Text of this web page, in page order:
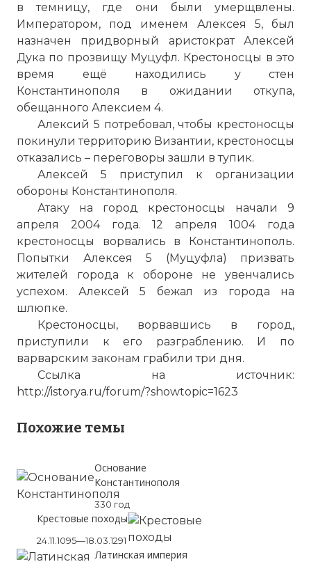
в темницу, где они были умерщвлены.
Императором, под именем Алексея 5, был
назначен придворный аристократ Алексей
Дука по прозвищу Муцуфл. Крестоносцы в это
время ещё находились у стен
Константинополя в ожидании откупа,
обещанного Алексием 4.
Алексий 5 потребовал, чтобы крестоносцы
покинули территорию Византии, крестоносцы
отказались – переговоры зашли в тупик.
Алексей 5 приступил к организации
обороны Константинополя.
Атаку на город крестоносцы начали 9
апреля 2004 года. 12 апреля 1004 года
крестоносцы ворвались в Константинополь.
Попытки Алексея 5 (Муцуфла) призвать
жителей города к обороне не увенчались
успехом. Алексей 5 бежал из города на
шлюпке.
Крестоносцы, ворвавшись в город,
приступили к его разграблению. И по
варварским законам грабили три дня.
Ссылка на источник:
http://istorya.ru/forum/?showtopic=1623
Похожие темы
Основание
Константинополя
330 год
Крестовые походы
24.11.1095—18.03.1291
Латинская империя